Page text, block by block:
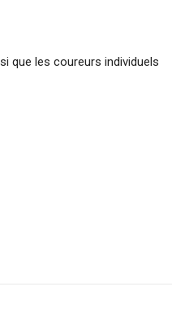
que les coureurs individuels